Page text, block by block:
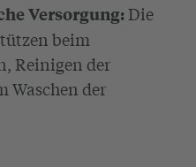
Versorgung:Die
beim
Reinigen der
Waschen der